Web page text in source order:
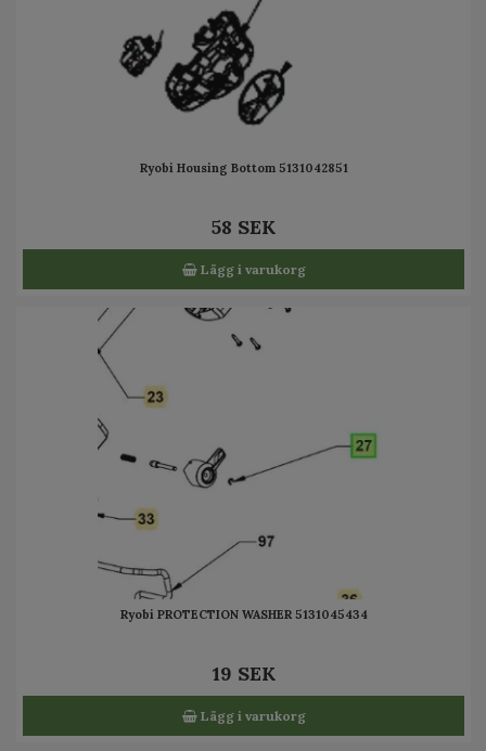
Ryobi Housing Bottom 5131042851
58 SEK
Lägg i varukorg
Ryobi PROTECTION WASHER 5131045434
19 SEK
Lägg i varukorg